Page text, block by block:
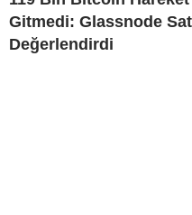
Gitmedi: Glassnode
Değerlendirdi